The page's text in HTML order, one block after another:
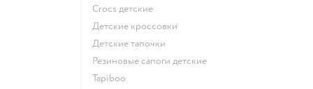
Crocs детские
Детские кроссовки
Детские тапочки
Резиновые сапоги детские
Tapiboo